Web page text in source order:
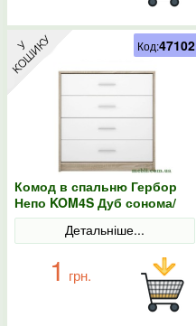
Комод в спальню Гербор
Непо KOM4S Дуб сонома/
Німфея альба
Детальніше...
1 грн.
Код:47102